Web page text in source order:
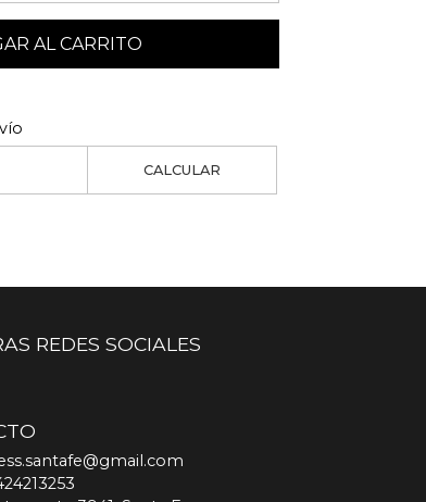
AL CARRITO
CALCULAR
REDES SOCIALES